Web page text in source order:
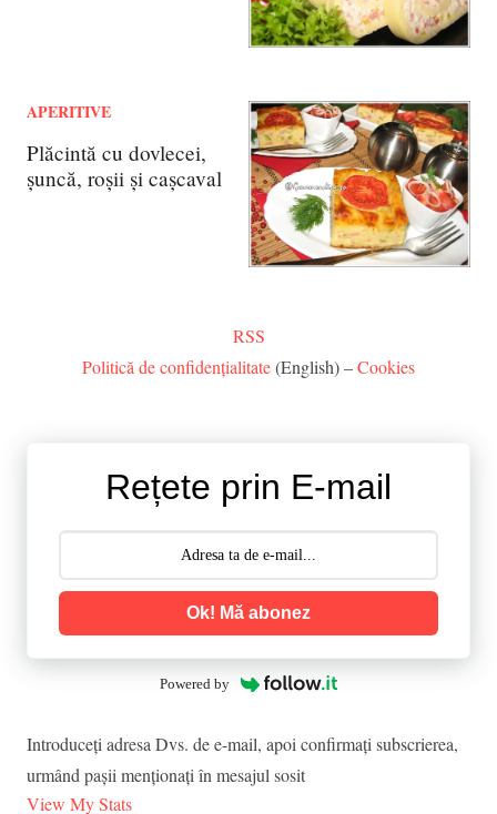
APERITIVE
Plăcintă cu dovlecei,
șuncă, roșii și cașcaval
RSS
Politică de confidențialitate(English) –Cookies
Rețete prin E-mail
Ok! Mă abonez
Powered by
Introduceţi adresa Dvs. de e-mail, apoi confirmaţi subscrierea,
urmând paşii menţionaţi în mesajul sosit
View My Stats